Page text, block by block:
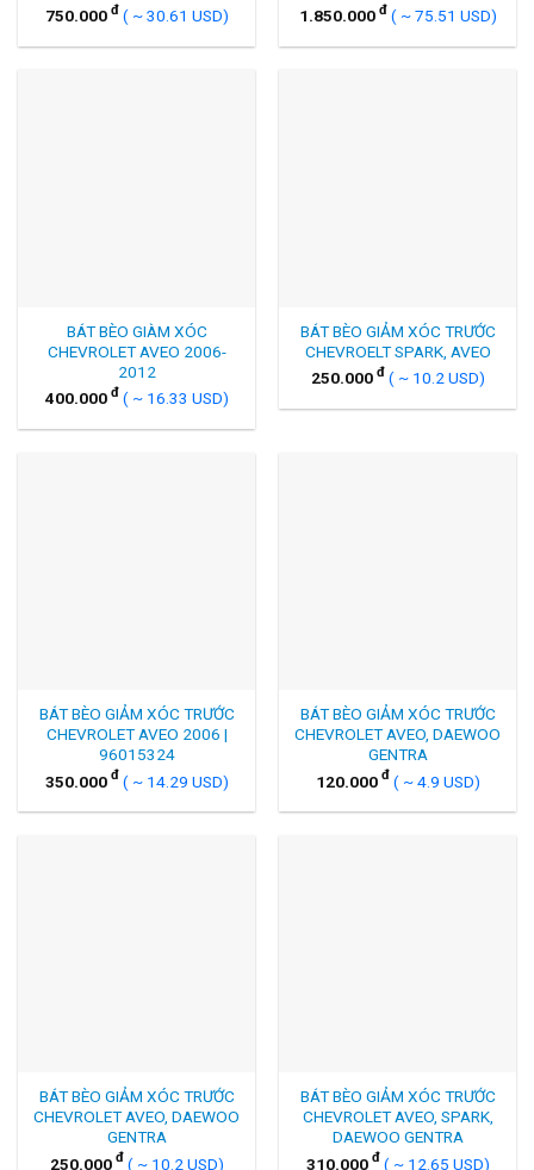
750.000 đ ( ~ 30.61 USD)
1.850.000 đ ( ~ 75.51 USD)
BÁT BÈO GIÀM XÓC
CHEVROLET AVEO 2006-
2012
400.000 đ ( ~ 16.33 USD)
BÁT BÈO GIẢM XÓC TRƯỚC
CHEVROELT SPARK, AVEO
250.000 đ ( ~ 10.2 USD)
BÁT BÈO GIẢM XÓC TRƯỚC
CHEVROLET AVEO 2006 |
96015324
350.000 đ ( ~ 14.29 USD)
BÁT BÈO GIẢM XÓC TRƯỚC
CHEVROLET AVEO, DAEWOO
GENTRA
120.000 đ ( ~ 4.9 USD)
BÁT BÈO GIẢM XÓC TRƯỚC
CHEVROLET AVEO, DAEWOO
GENTRA
250.000 đ ( ~ 10.2 USD)
BÁT BÈO GIẢM XÓC TRƯỚC
CHEVROLET AVEO, SPARK,
DAEWOO GENTRA
310.000 đ ( ~ 12.65 USD)